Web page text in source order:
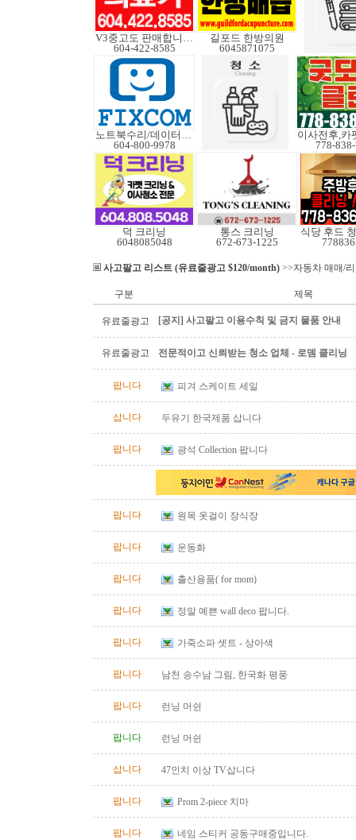
V3중고도 판매합니다.
604-422-8585
길포드 한방의원
6045871075
노트북수리/데이터복구
604-800-9978
778-
덕 크리닝
6048085048
통스 크리닝
672-673-1225
식당 후드
사고팔고 리스트 (유료줄광고 $120/month) >>자동차 매매/
구분 제목
유료줄광고 [공지] 사고팔고 이용수칙 및 금지 물품 안내
유료줄광고 전문적이고 신뢰받는 청소 업체 - 로뎀 클리닝
팝니다 피겨 스케이트 세일
삽니다 두유기 한국제품 삽니다
팝니다 광석 Collection 팝니다
팝니다 원목 옷걸이 장식장
팝니다 운동화
팝니다 출산용품( for mom)
팝니다 정말 예쁜 wall deco 팝니다.
팝니다 가죽소파 셋트 - 상아색
팝니다 남천 송수남 그림, 한국화 평풍
팝니다 런닝 머쉰
팝니다 런닝 머쉰
삽니다 47인치 이상 TV삽니다
팝니다 Prom 2-piece 치마
팝니다 네임 스티커 공동구매중입니다.